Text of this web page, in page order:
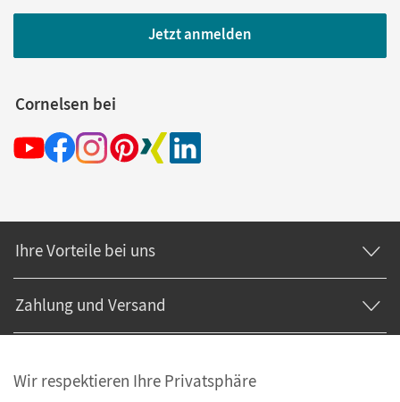
Jetzt anmelden
Cornelsen bei
Ihre Vorteile bei uns
Zahlung und Versand
Wir respektieren Ihre Privatsphäre